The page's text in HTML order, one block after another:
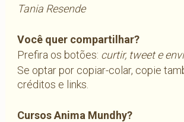
Tania Resende
Você quer compartilhar?
Prefira os botões: curtir, tweet e
Se optar por copiar-colar, copie
créditos e links.
Cursos Anima Mundhy?